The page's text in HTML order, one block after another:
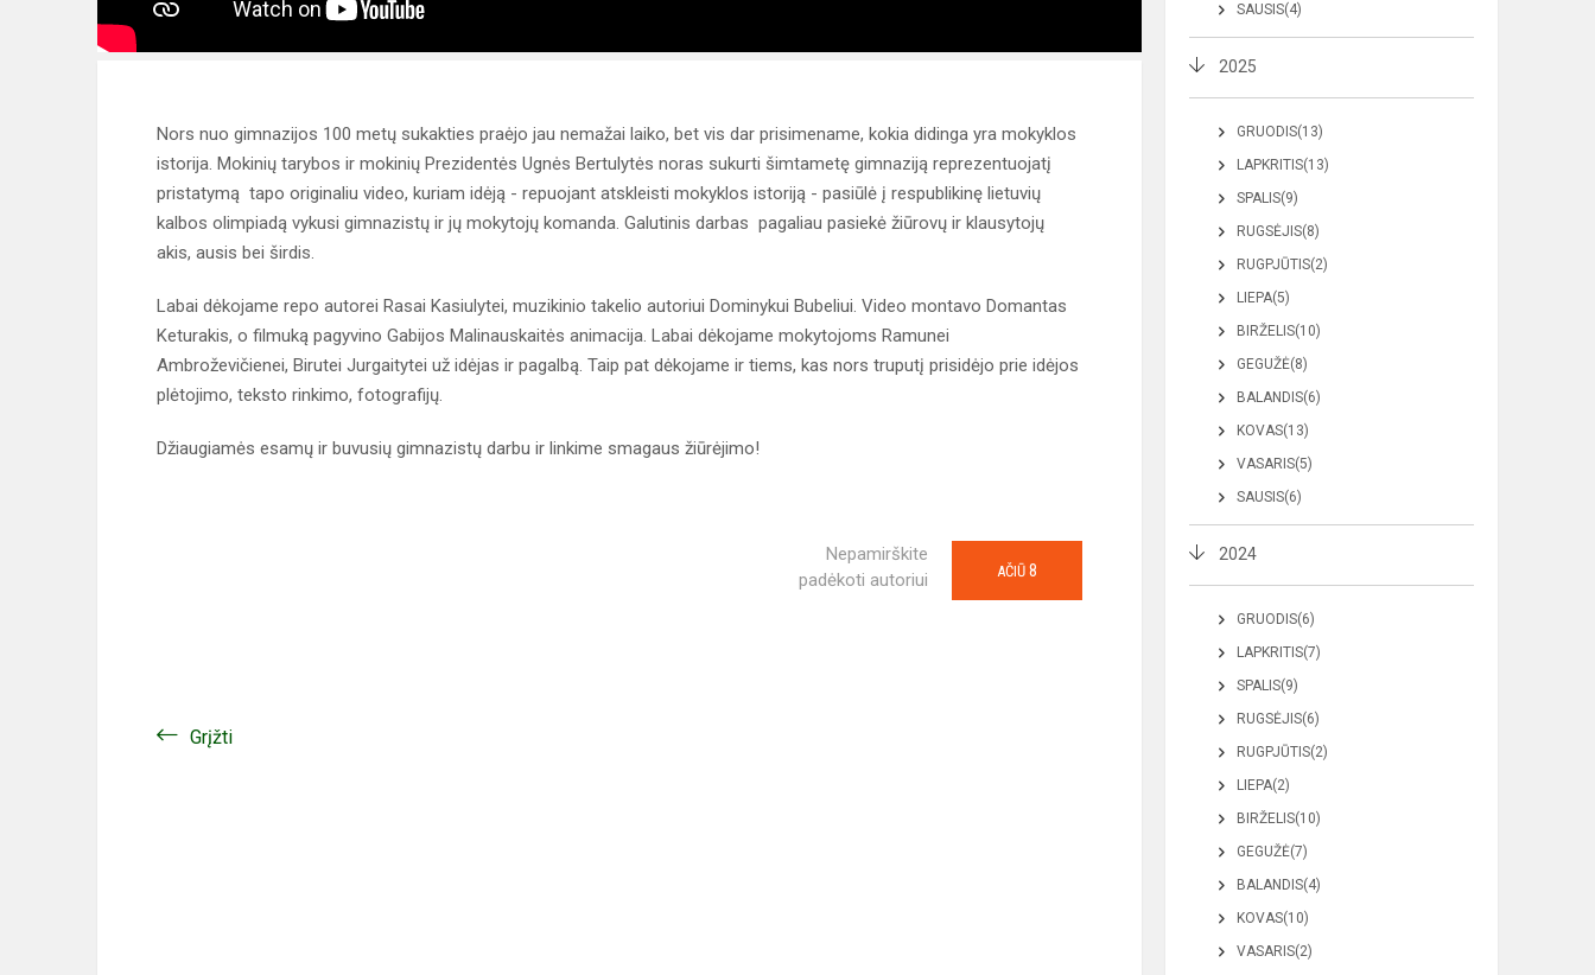
Nors nuo gimnazijos 100 metų sukakties praėjo jau nemažai laiko, bet vis dar prisimename, kokia didinga yra mokyklos
istorija. Mokinių tarybos ir mokinių Prezidentės Ugnės Bertulytės noras sukurti šimtametę gimnaziją reprezentuojatį
pristatymą tapo originaliu video, kuriam idėją - repuojant atskleisti mokyklos istoriją - pasiūlė į respublikinę lietuvių
kalbos olimpiadą vykusi gimnazistų ir jų mokytojų komanda. Galutinis darbas pagaliau pasiekė žiūrovų ir klausytojų
akis, ausis bei širdis.
Labai dėkojame repo autorei Rasai Kasiulytei, muzikinio takelio autoriui Dominykui Bubeliui. Video montavo Domantas
Keturakis, o filmuką pagyvino Gabijos Malinauskaitės animacija. Labai dėkojame mokytojoms Ramunei
Ambroževičienei, Birutei Jurgaitytei už idėjas ir pagalbą. Taip pat dėkojame ir tiems, kas nors truputį prisidėjo prie idėjos
plėtojimo, teksto rinkimo, fotografijų.
Džiaugiamės esamų ir buvusių gimnazistų darbu ir linkime smagaus žiūrėjimo!
Nepamirškite
padėkoti autoriui
AČIŪ 8
Grįžti
SAUSIS(4)
2025
GRUODIS(13)
LAPKRITIS(13)
SPALIS(9)
RUGSĖJIS(8)
RUGPJŪTIS(2)
LIEPA(5)
BIRŽELIS(10)
GEGUŽĖ(8)
BALANDIS(6)
KOVAS(13)
VASARIS(5)
SAUSIS(6)
2024
GRUODIS(6)
LAPKRITIS(7)
SPALIS(9)
RUGSĖJIS(6)
RUGPJŪTIS(2)
LIEPA(2)
BIRŽELIS(10)
GEGUŽĖ(7)
BALANDIS(4)
KOVAS(10)
VASARIS(2)